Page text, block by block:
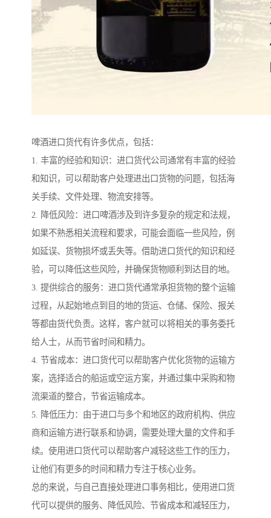
啤酒进口货代有许多优点，包括：
1. 丰富的经验和知识：进口货代公司通常有丰富的经验
和知识，可以帮助客户处理进出口货物的问题，包括海
关手续、文件处理、物流安排等。
2. 降低风险：进口啤酒涉及到许多复杂的规定和法规，
如果不熟悉相关流程和要求，可能会面临一些风险，例
如延误、货物损坏或丢失等。借助进口货代的知识和经
验，可以降低这些风险，并确保货物顺利到达目的地。
3. 提供综合的服务：进口货代通常承担货物的整个运输
过程，从起始地点到目的地的货运、仓储、保险、报关
等都由货代负责。这样，客户就可以将相关的事务委托
给人士，从而节省时间和精力。
4. 节省成本：进口货代可以帮助客户优化货物的运输方
案，选择适合的船运或空运方案，并通过集中采购和物
流渠道的整合，节省运输成本。
5. 降低压力：由于进口与多个和地区的政府机构、供应
商和运输方进行联系和协调，需要处理大量的文件和手
续。使用进口货代可以帮助客户减轻这些工作的压力，
让他们有更多的时间和精力专注于核心业务。
总的来说，与自己直接处理进口事务相比，使用进口货
代可以提供的服务、降低风险、节省成本和减轻压力，